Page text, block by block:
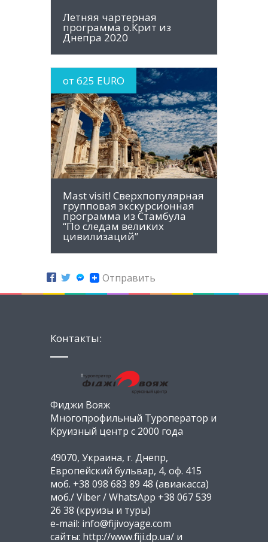
Летняя чартерная
программа о.Крит из
Днепра 2020
от 625 EURO
MORE INFO
Mast visit! Сверхпопулярная
групповая экскурсионная
программа из Стамбула
“По следам великих
цивилизаций”
Отправить
Контакты:
Фиджи Вояж
Многопрофильный Туроператор и
Круизный центр с 2000 года
49070, Украина, г. Днепр,
Европейский бульвар, 4, оф. 415
моб. +38 098 683 89 48 (авиакасса)
моб./ Viber / WhatsApp +38 067 539
26 38 (круизы и туры)
e-mail: info@fijivoyage.com
сайты: http://www.fiji.dp.ua/ и